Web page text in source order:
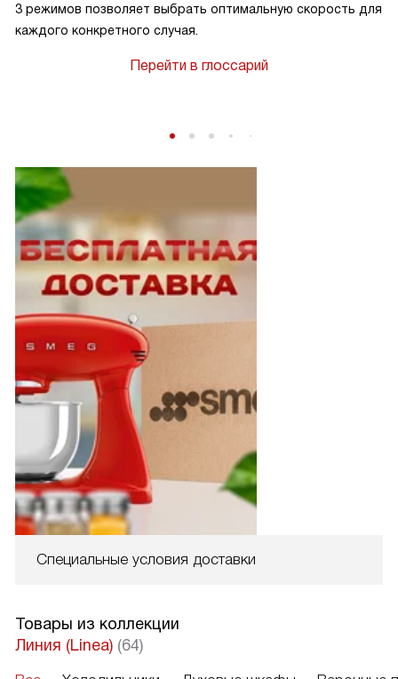
3 режимов позволяет выбрать оптимальную скорость для
каждого конкретного случая.
Перейти в глоссарий
Специальные условия доставки
Товары из коллекции
Линия (Linea) (64)